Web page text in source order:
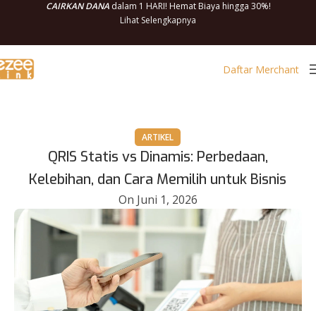
CAIRKAN DANAdalam 1 HARI! Hemat Biaya hingga 30%!
Lihat Selengkapnya
Daftar Merchant
ARTIKEL
QRIS Statis vs Dinamis: Perbedaan,
Kelebihan, dan Cara Memilih untuk Bisnis
On Juni 1, 2026